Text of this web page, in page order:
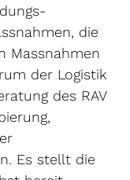
die
Massnahmen
der Logistik
des RAV
Es stellt die